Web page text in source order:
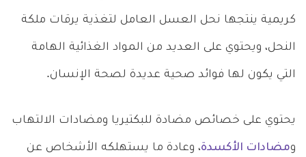
كريمية ينتجها نحل العسل العامل لتغذية يرقات ملكة
النحل، ويحتوي على العديد من المواد الغذائية الهامة
التي يكون لها فوائد صحية عديدة لصحة الإنسان.
يحتوي على خصائص مضادة للبكتيريا ومضادات الالتهاب
ومضادات الأكسدة، وعادة ما يستهلكه الأشخاص عن